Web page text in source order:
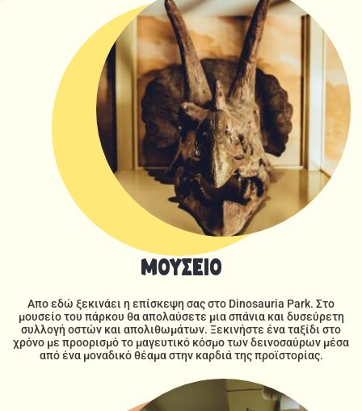
ΜΟΥΣΕΙΟ
Απο εδώ ξεκινάει η επίσκεψη σας στο Dinosauria Park. Στο
μουσείο του πάρκου θα απολαύσετε μια σπάνια και δυσεύρετη
συλλογή οστών και απολιθωμάτων. Ξεκινήστε ένα ταξίδι στο
χρόνο με προορισμό το μαγευτικό κόσμο των δεινοσαύρων μέσα
από ένα μοναδικό θέαμα στην καρδιά της προϊστορίας.